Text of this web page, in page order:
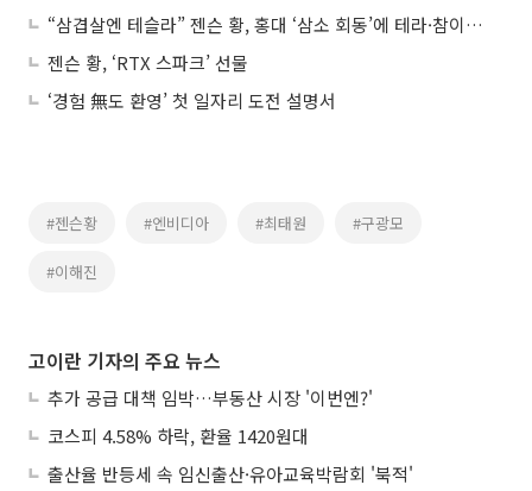
“삼겹살엔 테슬라” 젠슨 황, 홍대 ‘삼소 회동’에 테라·참이슬 낙점
젠슨 황, ‘RTX 스파크’ 선물
‘경험 無도 환영’ 첫 일자리 도전 설명서
#젠슨황 #엔비디아 #최태원 #구광모
#이해진
고이란 기자의 주요 뉴스
추가 공급 대책 임박…부동산 시장 '이번엔?'
코스피 4.58% 하락, 환율 1420원대
출산율 반등세 속 임신출산·유아교육박람회 '북적'